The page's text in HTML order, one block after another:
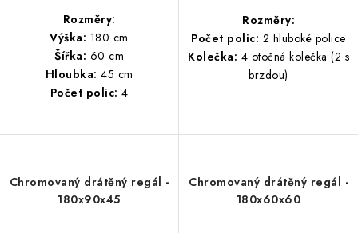
Rozměry:
Výška: 180 cm
Šířka: 60 cm
Hloubka: 45 cm
Počet polic: 4
Rozměry:
Počet polic: 2 hluboké police
Kolečka: 4 otočná kolečka (2 s
brzdou)
Chromovaný drátěný regál -
180x90x45
Chromovaný drátěný regál -
180x60x60